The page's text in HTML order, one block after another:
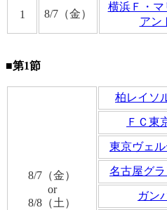
1 8/7（金）
横浜Ｆ・マ
アン
■第1節
8/7（金）
or
8/8（土）
柏レイソ
ＦＣ東
東京ヴェル
名古屋グ
ガン